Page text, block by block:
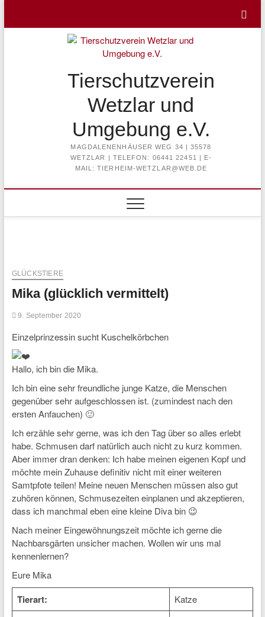
content
Tierschutzverein
Wetzlar und
Umgebung e.V.
MAGDALENENHÄUSER WEG 34 | 35578
WETZLAR | TELEFON: 06441 22451 | E-
MAIL: TIERHEIM-WETZLAR@WEB.DE
GLÜCKSTIERE
Mika (glücklich vermittelt)
9. September 2020
Einzelprinzessin sucht Kuschelkörbchen
Hallo, ich bin die Mika.
Ich bin eine sehr freundliche junge Katze, die Menschen
gegenüber sehr aufgeschlossen ist. (zumindest nach den
ersten Anfauchen) 🙂
Ich erzähle sehr gerne, was ich den Tag über so alles erlebt
habe. Schmusen darf natürlich auch nicht zu kurz kommen.
Aber immer dran denken: Ich habe meinen eigenen Kopf und
möchte mein Zuhause definitiv nicht mit einer weiteren
Samtpfote teilen! Meine neuen Menschen müssen also gut
zuhören können, Schmusezeiten einplanen und akzeptieren,
dass ich manchmal eben eine kleine Diva bin 😉
Nach meiner Eingewöhnungszeit möchte ich gerne die
Nachbarsgärten unsicher machen. Wollen wir uns mal
kennenlernen?
Eure Mika
Tierart: Katze